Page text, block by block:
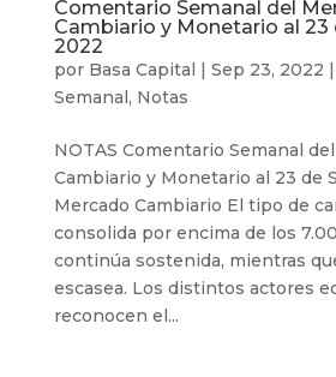
Comentario Semanal del
Cambiario y Monetario al
2022
por Basa Capital | Sep 23, 2022 |
Semanal, Notas
NOTAS Comentario Semanal
Cambiario y Monetario al 23 de
Mercado Cambiario El tipo de
consolida por encima de los
continúa sostenida, mientras
escasea. Los distintos actores
reconocen el...